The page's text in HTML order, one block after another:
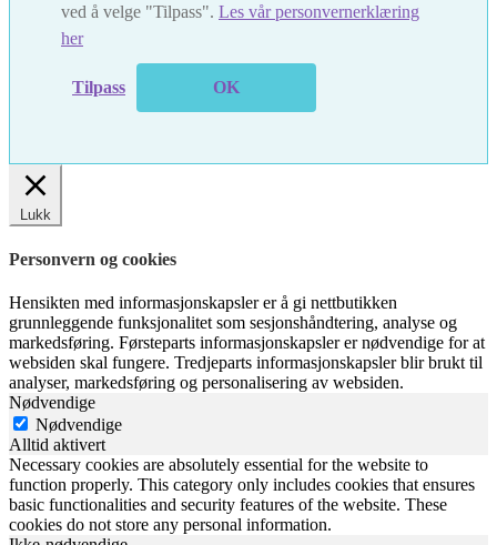
ved å velge "Tilpass". Les vår personvernerklæring
her
Tilpass OK
Lukk
Personvern og cookies
Hensikten med informasjonskapsler er å gi nettbutikken
grunnleggende funksjonalitet som sesjonshåndtering, analyse og
markedsføring. Førsteparts informasjonskapsler er nødvendige for at
websiden skal fungere. Tredjeparts informasjonskapsler blir brukt til
analyser, markedsføring og personalisering av websiden.
Nødvendige
Nødvendige
Alltid aktivert
Necessary cookies are absolutely essential for the website to
function properly. This category only includes cookies that ensures
basic functionalities and security features of the website. These
cookies do not store any personal information.